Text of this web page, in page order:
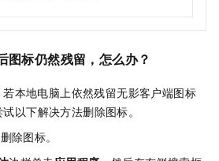
图标仍然残留，怎么办？
若本地电脑上依然残留无影客户端图标
以下解决方法删除图标。
除图标。